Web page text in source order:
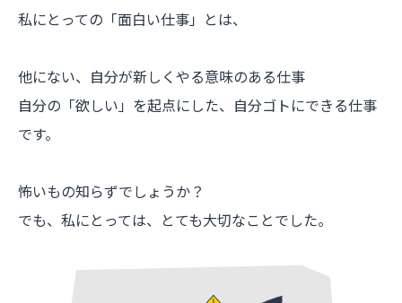
私にとっての「面白い仕事」とは、
他にない、自分が新しくやる意味のある仕事
自分の「欲しい」を起点にした、自分ゴトにできる仕事
です。
怖いもの知らずでしょうか？
でも、私にとっては、とても大切なことでした。